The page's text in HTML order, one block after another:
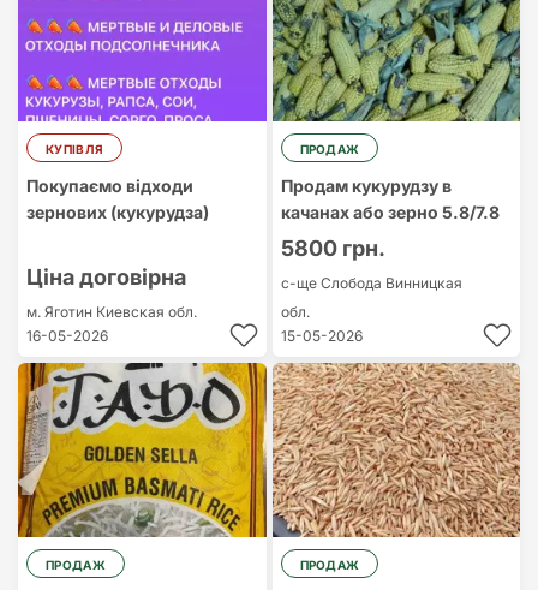
КУПІВЛЯ
Покупаємо відходи
зернових (кукурудза)
Ціна договірна
м. Яготин Киевская обл.
16-05-2026
ПРОДАЖ
Продам кукурудзу в
качанах або зерно 5.8/7.8
5800 грн.
с-ще Слобода Винницкая
обл.
15-05-2026
ПРОДАЖ ПРОДАЖ